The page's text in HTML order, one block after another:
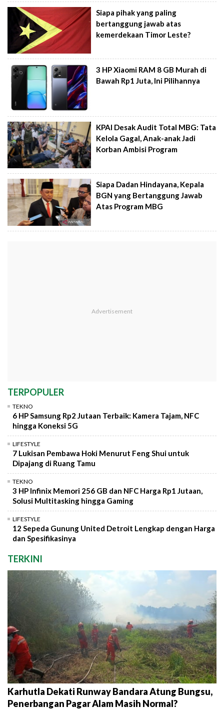
Siapa pihak yang paling
bertanggung jawab atas
kemerdekaan Timor Leste?
3 HP Xiaomi RAM 8 GB Murah di
Bawah Rp1 Juta, Ini Pilihannya
KPAI Desak Audit Total MBG: Tata
Kelola Gagal, Anak-anak Jadi
Korban Ambisi Program
Siapa Dadan Hindayana, Kepala
BGN yang Bertanggung Jawab
Atas Program MBG
TERPOPULER
TEKNO
6 HP Samsung Rp2 Jutaan Terbaik: Kamera Tajam, NFC
hingga Koneksi 5G
LIFESTYLE
7 Lukisan Pembawa Hoki Menurut Feng Shui untuk
Dipajang di Ruang Tamu
TEKNO
3 HP Infinix Memori 256 GB dan NFC Harga Rp1 Jutaan,
Solusi Multitasking hingga Gaming
LIFESTYLE
12 Sepeda Gunung United Detroit Lengkap dengan Harga
dan Spesifikasinya
TERKINI
Karhutla Dekati Runway Bandara Atung Bungsu,
Penerbangan Pagar Alam Masih Normal?